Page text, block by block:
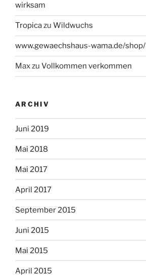
wirksam
Tropicazu Wildwuchs
www.gewaechshaus-wama.de/shop/
Maxzu Vollkommen verkommen
ARCHIV
Juni 2019
Mai 2018
Mai 2017
April 2017
September 2015
Juni 2015
Mai 2015
April 2015